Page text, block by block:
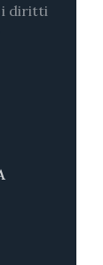
i diritti